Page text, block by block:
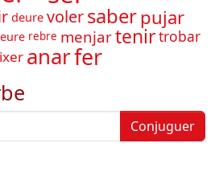
deure volersaberpujar
rebre menjartenirtrobar
anarfer
Conjuguer